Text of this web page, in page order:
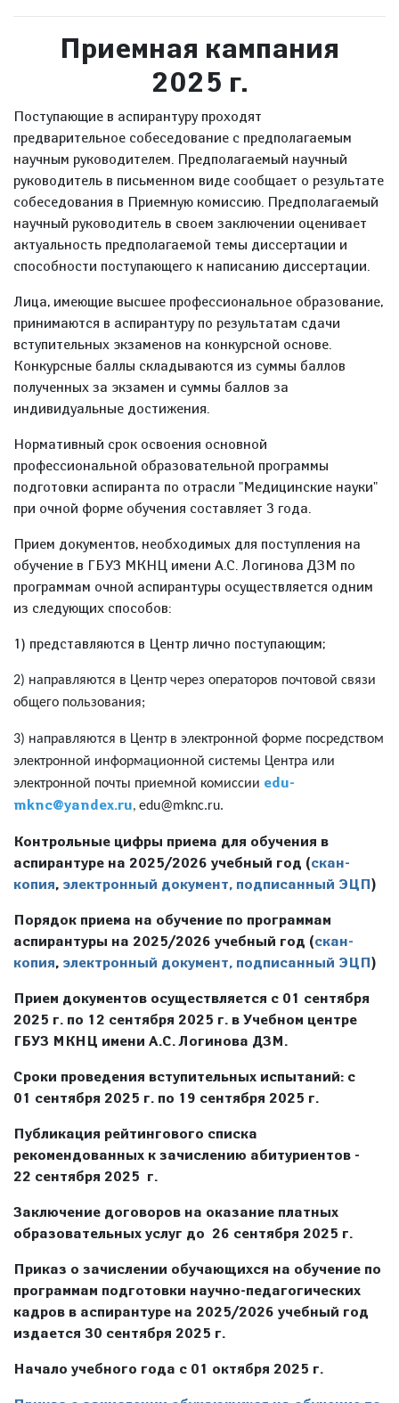
Приемная кампания
2025 г.
Поступающие в аспирантуру проходят
предварительное собеседование с предполагаемым
научным руководителем. Предполагаемый научный
руководитель в письменном виде сообщает о результате
собеседования в Приемную комиссию. Предполагаемый
научный руководитель в своем заключении оценивает
актуальность предполагаемой темы диссертации и
способности поступающего к написанию диссертации.
Лица, имеющие высшее профессиональное образование,
принимаются в аспирантуру по результатам сдачи
вступительных экзаменов на конкурсной основе.
Конкурсные баллы складываются из суммы баллов
полученных за экзамен и суммы баллов за
индивидуальные достижения.
Нормативный срок освоения основной
профессиональной образовательной программы
подготовки аспиранта по отрасли "Медицинские науки"
при очной форме обучения составляет 3 года.
Прием документов, необходимых для поступления на
обучение в ГБУЗ МКНЦ имени А.С. Логинова ДЗМ по
программам очной аспирантуры осуществляется одним
из следующих способов:
1) представляются в Центр лично поступающим;
2) направляются в Центр через операторов почтовой связи
общего пользования;
3) направляются в Центр в электронной форме посредством
электронной информационной системы Центра или
электронной почты приемной комиссии edu-
mknc@yandex.ru, edu@mknc.ru.
Контрольные цифры приема для обучения в
аспирантуре на 2025/2026 учебный год (скан-
копия, электронный документ, подписанный ЭЦП)
Порядок приема на обучение по программам
аспирантуры на 2025/2026 учебный год (скан-
копия, электронный документ, подписанный ЭЦП)
Прием документов осуществляется с 01 сентября
2025 г. по 12 сентября 2025 г. в Учебном центре
ГБУЗ МКНЦ имени А.С. Логинова ДЗМ.
Сроки проведения вступительных испытаний: с
01 сентября 2025 г. по 19 сентября 2025 г.
Публикация рейтингового списка
рекомендованных к зачислению абитуриентов -
22 сентября 2025 г.
Заключение договоров на оказание платных
образовательных услуг до 26 сентября 2025 г.
Приказ о зачислении обучающихся на обучение по
программам подготовки научно-педагогических
кадров в аспирантуре на 2025/2026 учебный год
издается 30 сентября 2025 г.
Начало учебного года с 01 октября 2025 г.